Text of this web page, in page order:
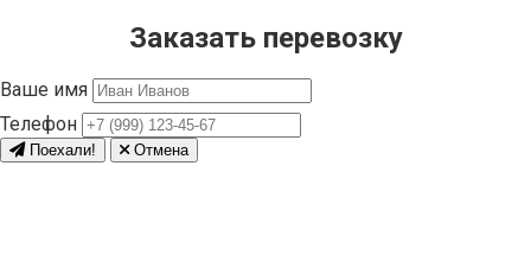
Заказать перевозку
Ваше имя
Телефон
Поехали! Отмена